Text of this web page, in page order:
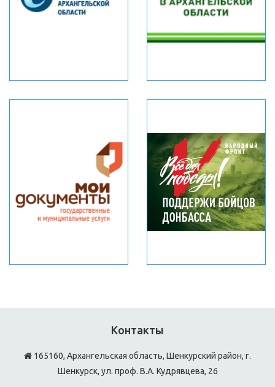
Контакты
165160, Архангельская область, Шенкурский район, г.
Шенкурск, ул. проф. В.А. Кудрявцева, 26